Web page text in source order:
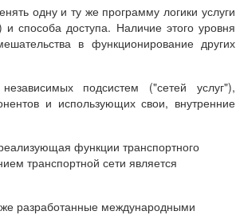
одну и ту же программу логики услуги
способа доступа. Наличие этого уровня
в функционирование других
подсистем ("сетей услуг"),
и использующих свои, внутренние
функции транспортного
транспортной сети является
разработанные международными